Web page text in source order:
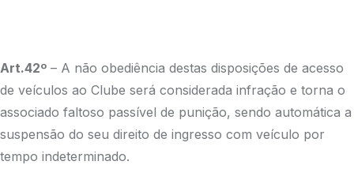
Art.42º – A não obediência destas disposições de acesso
de veículos ao Clube será considerada infração e torna o
associado faltoso passível de punição, sendo automática a
suspensão do seu direito de ingresso com veículo por
tempo indeterminado.